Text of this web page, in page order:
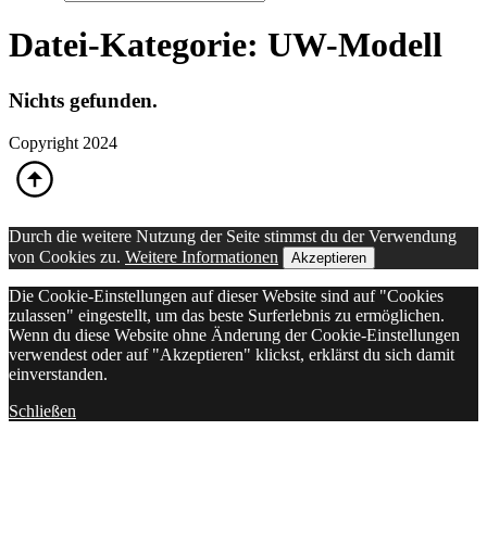
Datei-Kategorie: UW-Modell
Nichts gefunden.
Copyright 2024
Durch die weitere Nutzung der Seite stimmst du der Verwendung
von Cookies zu. Weitere Informationen Akzeptieren
Die Cookie-Einstellungen auf dieser Website sind auf "Cookies
zulassen" eingestellt, um das beste Surferlebnis zu ermöglichen.
Wenn du diese Website ohne Änderung der Cookie-Einstellungen
verwendest oder auf "Akzeptieren" klickst, erklärst du sich damit
einverstanden.
Schließen